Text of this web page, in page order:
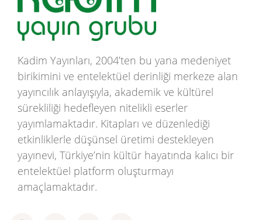
Kadim Yayınları, 2004’ten bu yana medeniyet
birikimini ve entelektüel derinliği merkeze alan
yayıncılık anlayışıyla, akademik ve kültürel
sürekliliği hedefleyen nitelikli eserler
yayımlamaktadır. Kitapları ve düzenlediği
etkinliklerle düşünsel üretimi destekleyen
yayınevi, Türkiye’nin kültür hayatında kalıcı bir
entelektüel platform oluşturmayı
amaçlamaktadır.